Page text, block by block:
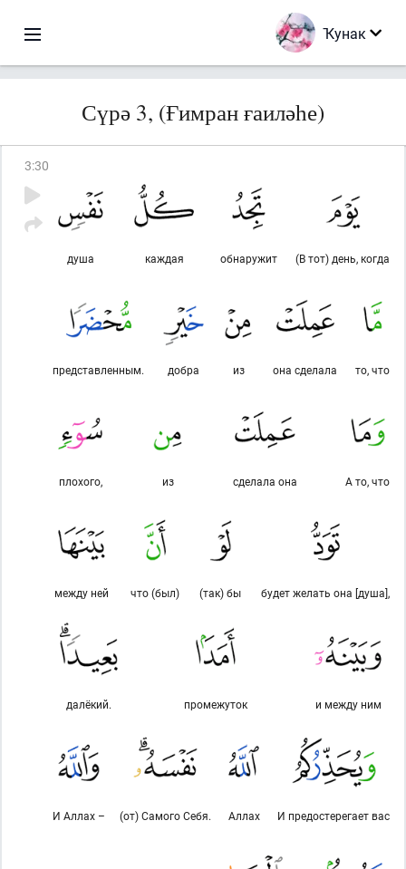
Ҡунак
Сүрә 3, (Ғимран ғаиләһе)
3:30
(В тот) день, когда
обнаружит
каждая
душа
то, что
она сделала
из
добра
представленным.
А то, что
сделала она
из
плохого,
будет желать она [душа],
(так) бы
что (был)
между ней
и между ним
промежуток
далёкий.
И предостерегает вас
Аллах
(от) Самого Себя.
И Аллах –